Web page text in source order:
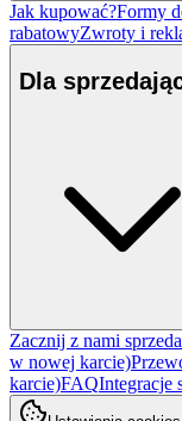
Jak kupować?Formy
rabatowyZwroty i
Dla
Zacznij z nami
w nowej karcie)
karcie)FAQIntegracje